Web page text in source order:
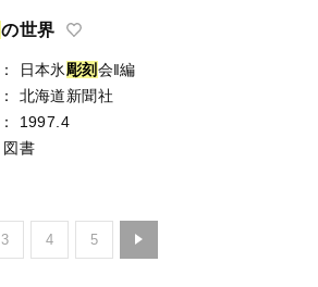
の世界
： 日本氷彫刻会‖編
：
北海道新聞社
：
1997.4
図書
3 4 5